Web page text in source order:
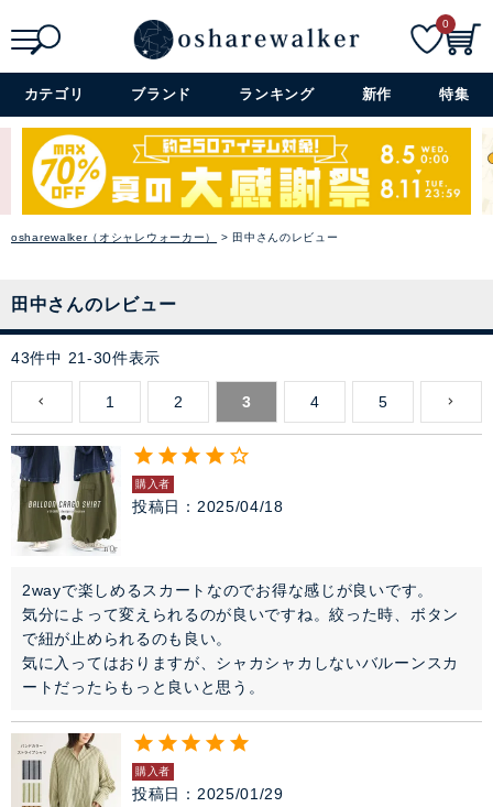
詳細検索+
0
カテゴリ ブランド ランキング 新作 特集
osharewalker（オシャレウォーカー） 田中さんのレビュー
田中さんのレビュー
43件中 21 -30件表示
1 2 3 4 5
購入者
投稿日 2025/04/18
2wayで楽しめるスカートなのでお得な感じが良いです。
気分によって変えられるのが良いですね。絞った時、ボタン
で紐が止められるのも良い。
気に入ってはおりますが、シャカシャカしないバルーンスカ
ートだったらもっと良いと思う。
購入者
投稿日 2025/01/29